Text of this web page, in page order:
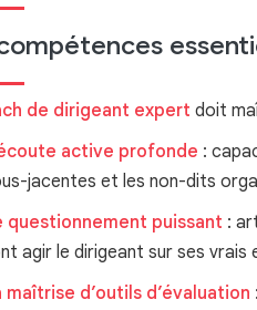
de dirigeant expert doit
active profonde :
jacentes et les non-dits
questionnement puissant :
agir le dirigeant sur ses vrais
maîtrise d’outils d’évaluation